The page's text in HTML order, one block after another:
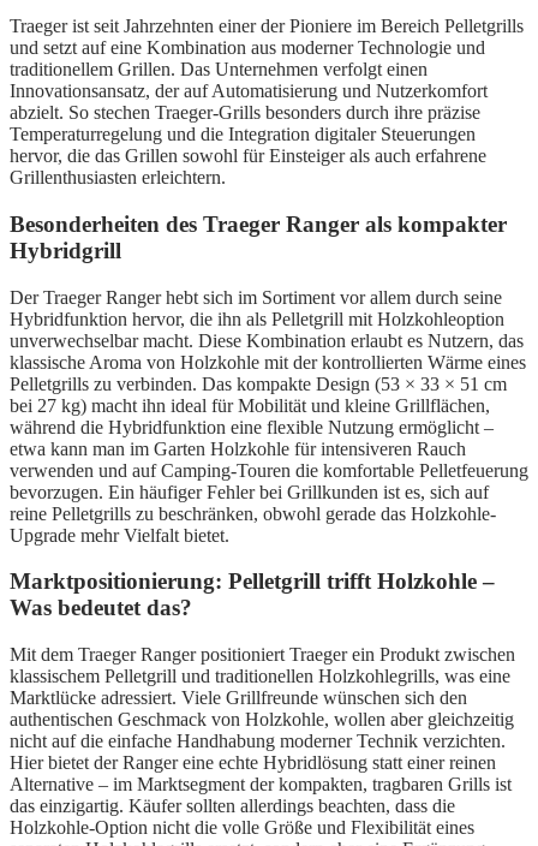
Traeger ist seit Jahrzehnten einer der Pioniere im Bereich Pelletgrills
und setzt auf eine Kombination aus moderner Technologie und
traditionellem Grillen. Das Unternehmen verfolgt einen
Innovationsansatz, der auf Automatisierung und Nutzerkomfort
abzielt. So stechen Traeger-Grills besonders durch ihre präzise
Temperaturregelung und die Integration digitaler Steuerungen
hervor, die das Grillen sowohl für Einsteiger als auch erfahrene
Grillenthusiasten erleichtern.
Besonderheiten des Traeger Ranger als kompakter
Hybridgrill
Der Traeger Ranger hebt sich im Sortiment vor allem durch seine
Hybridfunktion hervor, die ihn als Pelletgrill mit Holzkohleoption
unverwechselbar macht. Diese Kombination erlaubt es Nutzern, das
klassische Aroma von Holzkohle mit der kontrollierten Wärme eines
Pelletgrills zu verbinden. Das kompakte Design (53 × 33 × 51 cm
bei 27 kg) macht ihn ideal für Mobilität und kleine Grillflächen,
während die Hybridfunktion eine flexible Nutzung ermöglicht –
etwa kann man im Garten Holzkohle für intensiveren Rauch
verwenden und auf Camping-Touren die komfortable Pelletfeuerung
bevorzugen. Ein häufiger Fehler bei Grillkunden ist es, sich auf
reine Pelletgrills zu beschränken, obwohl gerade das Holzkohle-
Upgrade mehr Vielfalt bietet.
Marktpositionierung: Pelletgrill trifft Holzkohle –
Was bedeutet das?
Mit dem Traeger Ranger positioniert Traeger ein Produkt zwischen
klassischem Pelletgrill und traditionellen Holzkohlegrills, was eine
Marktlücke adressiert. Viele Grillfreunde wünschen sich den
authentischen Geschmack von Holzkohle, wollen aber gleichzeitig
nicht auf die einfache Handhabung moderner Technik verzichten.
Hier bietet der Ranger eine echte Hybridlösung statt einer reinen
Alternative – im Marktsegment der kompakten, tragbaren Grills ist
das einzigartig. Käufer sollten allerdings beachten, dass die
Holzkohle-Option nicht die volle Größe und Flexibilität eines